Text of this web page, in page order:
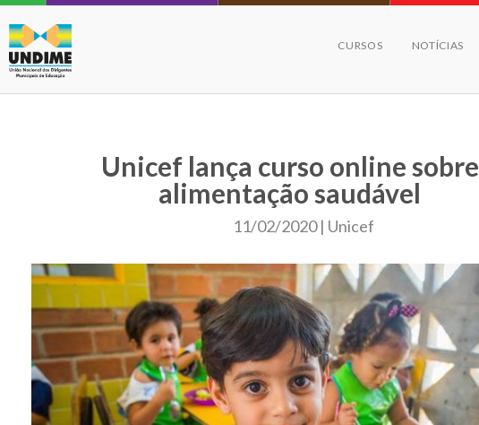
CURSOS NOTÍCIAS
Unicef lança curso online sobre
alimentação saudável
11/02/2020 | Unicef